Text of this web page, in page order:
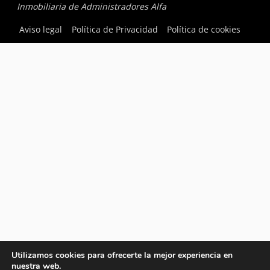
Inmobiliaria de Administradores Alfa
Aviso legal
Política de Privacidad Política de cookies
Utilizamos cookies para ofrecerte la mejor experiencia en
nuestra web.